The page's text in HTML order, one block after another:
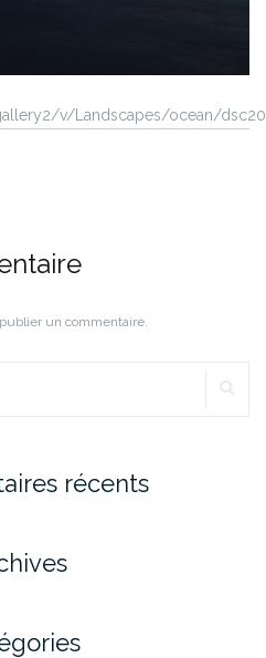
v/Landscapes/ocean/
un commentaire.
récents